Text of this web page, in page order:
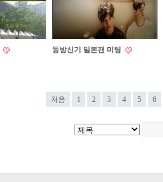
동방신기 일본팬 미팅
처음 1 2 3 4 5 6